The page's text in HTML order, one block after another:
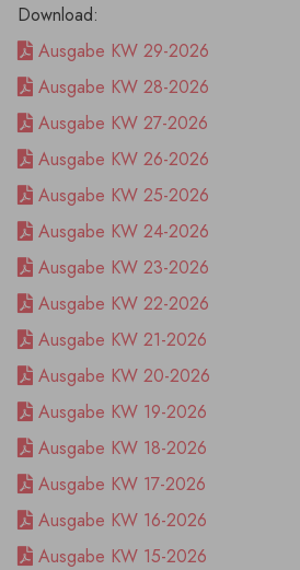
Download:
Ausgabe KW 29-2026
Ausgabe KW 28-2026
Ausgabe KW 27-2026
Ausgabe KW 26-2026
Ausgabe KW 25-2026
Ausgabe KW 24-2026
Ausgabe KW 23-2026
Ausgabe KW 22-2026
Ausgabe KW 21-2026
Ausgabe KW 20-2026
Ausgabe KW 19-2026
Ausgabe KW 18-2026
Ausgabe KW 17-2026
Ausgabe KW 16-2026
Ausgabe KW 15-2026